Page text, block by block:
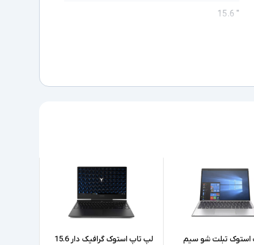
" 15.6
16GB
256GB
SSD
استوک تبلت شو سیم
لپ تاپ استوک گرافیک دار 15.6